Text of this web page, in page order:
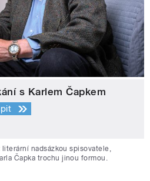
s Karlem Čapkem
nadsázkou spisovatele,
Čapka trochu jinou formou.